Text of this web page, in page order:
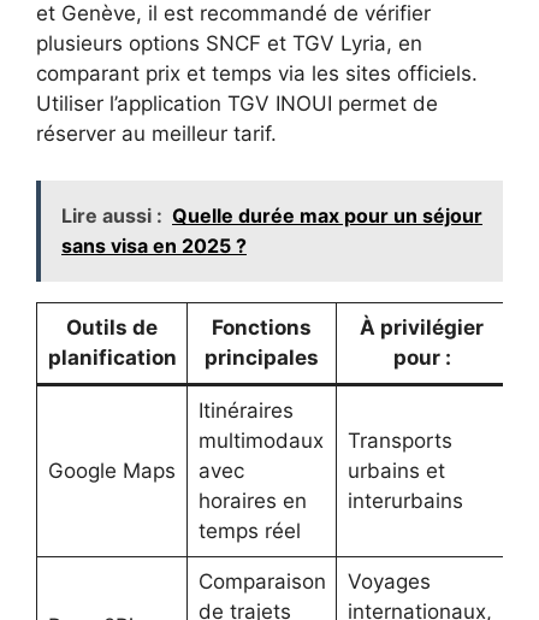
et Genève, il est recommandé de vérifier
plusieurs options SNCF et TGV Lyria, en
comparant prix et temps via les sites officiels.
Utiliser l’application TGV INOUI permet de
réserver au meilleur tarif.
Lire aussi : Quelle durée max pour un séjour
sans visa en 2025 ?
Outils de
planification
Fonctions
principales
À privilégier
pour :
Google Maps
Itinéraires
multimodaux
avec
horaires en
temps réel
Transports
urbains et
interurbains
Comparaison
de trajets
Voyages
internationaux,